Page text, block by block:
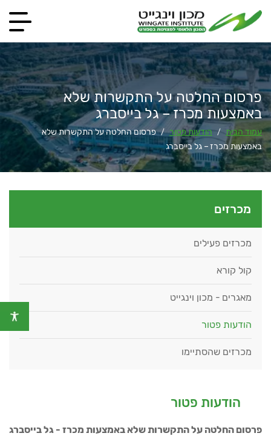
פרסום החלטה על התקשרות שלא
באמצעות מכרז – גל בייסברג
עמוד הבית / הודעות פטור / פרסום החלטה על התקשרות שלא
באמצעות מכרז – גל בייסברג
מכרזים
מכרזים פעילים
קול קורא
מאגרים - מכון וינגייט
הודעות פטור
מכרזים שהסתיימו
הודעות פטור
פרסום החלטה על התקשרות שלא באמצעות מכרז - גל בייסברג